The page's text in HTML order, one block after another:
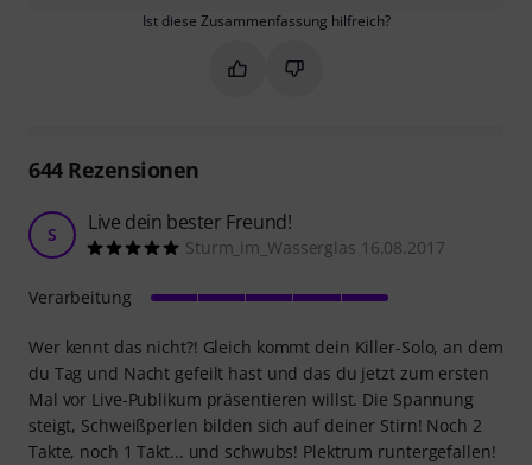
Ist diese Zusammenfassung hilfreich?
Markieren Sie diese
Markieren Sie diese
644Rezensionen
S Live dein bester Freund!
Sturm_im_Wasserglas 16.08.2017
Wer kennt das nicht?! Gleich kommt dein Killer-Solo, an dem
du Tag und Nacht gefeilt hast und das du jetzt zum ersten
Mal vor Live-Publikum präsentieren willst. Die Spannung
steigt, Schweißperlen bilden sich auf deiner Stirn! Noch 2
Takte, noch 1 Takt... und schwubs! Plektrum runtergefallen!
Verarbeitung